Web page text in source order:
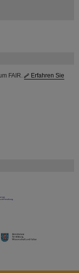
FAIR.
Erfahren Sie